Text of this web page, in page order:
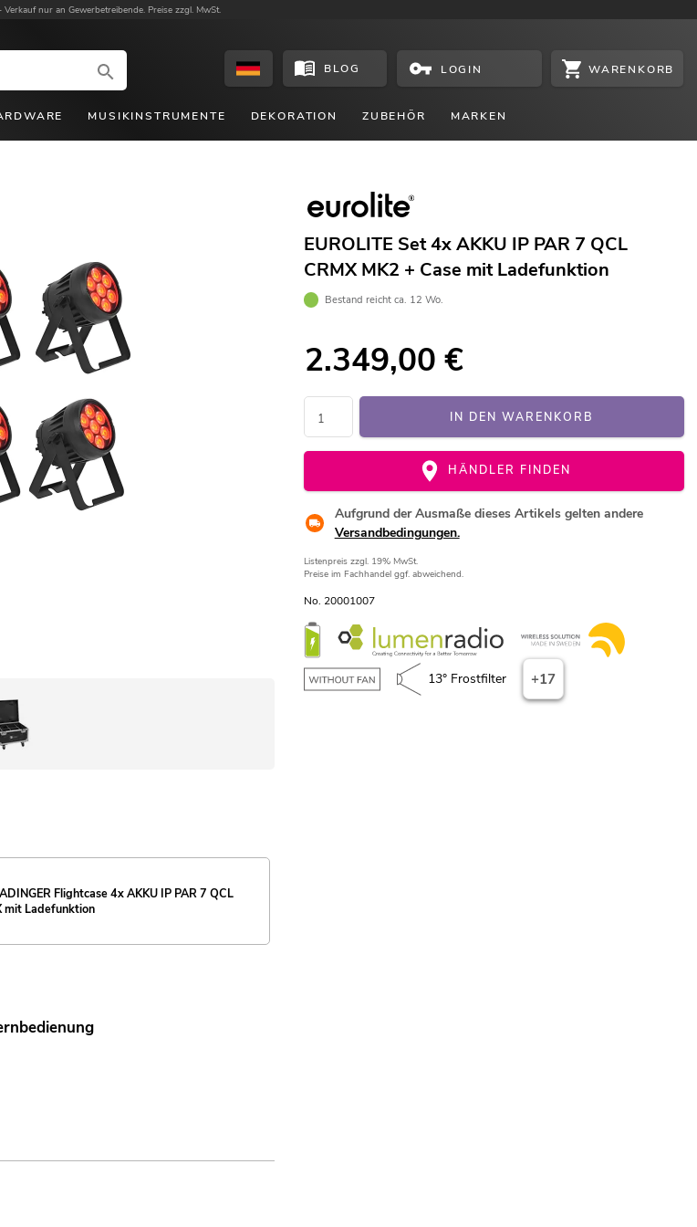
Verkauf nur an Gewerbetreibende. Preise zzgl. MwSt.
BLOG LOGIN WARENKORB
MUSIKINSTRUMENTE DEKORATION ZUBEHÖR MARKEN
EUROLITE Set 4x AKKU IP PAR 7 QCL
CRMX MK2 + Case mit Ladefunktion
Bestand reicht ca. 12 Wo.
2.349,00 €
IN DEN WARENKORB
HÄNDLER FINDEN
Aufgrund der Ausmaße dieses Artikels gelten andere
Versandbedingungen.
Listenpreis zzgl. 19% MwSt.
Preise im Fachhandel ggf. abweichend.
No. 20001007
13° Frostfilter +17
Flightcase 4x AKKU IP PAR 7 QCL
mit Ladefunktion